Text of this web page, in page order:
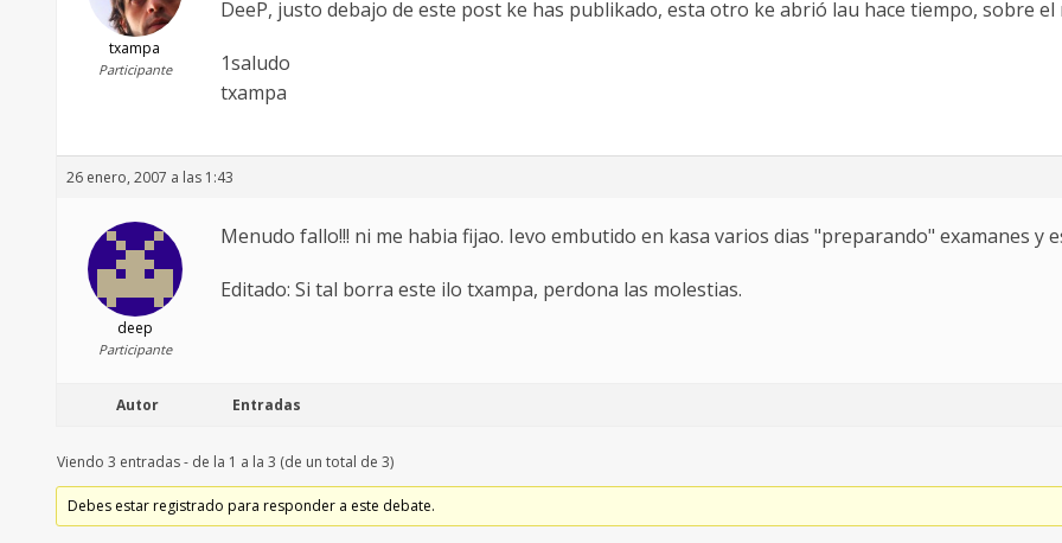
txampa
Participante
DeeP, justo debajo de este post ke has publikado, esta otro ke abrió lau hace tiempo, sobre el
1saludo
txampa
26 enero, 2007 a las 1:43
deep
Participante
Menudo fallo!!! ni me habia fijao. Ievo embutido en kasa varios dias "preparando" examanes y
Editado: Si tal borra este ilo txampa, perdona las molestias.
Autor Entradas
Viendo 3 entradas - de la 1 a la 3 (de un total de 3)
Debes estar registrado para responder a este debate.